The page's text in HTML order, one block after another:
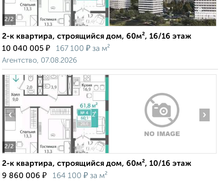
2/2
2-к квартира, строящийся дом, 60м², 16/16 этаж
10 040 005 ₽ 167 100 ₽ за м²
Агентство, 07.08.2026
2/2
‹ ›
2-к квартира, строящийся дом, 60м², 10/16 этаж
9 860 006 ₽ 164 100 ₽ за м²